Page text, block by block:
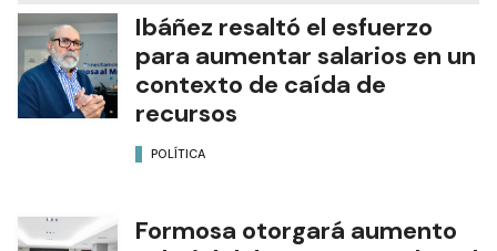
Ibáñez resaltó el esfuerzo
para aumentar salarios en un
contexto de caída de
recursos
POLÍTICA
Formosa otorgará aumento